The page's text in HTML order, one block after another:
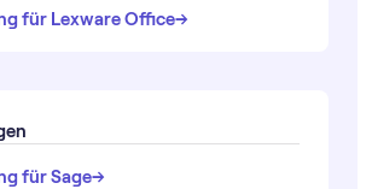
für Lexware Office→
→
für Sage→
→